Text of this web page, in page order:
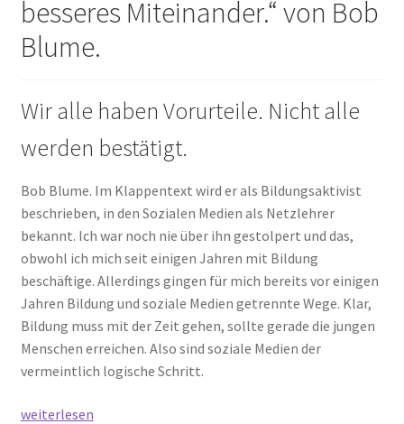
besseres Miteinander.“ von Bob
Blume.
Wir alle haben Vorurteile. Nicht alle
werden bestätigt.
Bob Blume. Im Klappentext wird er als Bildungsaktivist
beschrieben, in den Sozialen Medien als Netzlehrer
bekannt. Ich war noch nie über ihn gestolpert und das,
obwohl ich mich seit einigen Jahren mit Bildung
beschäftige. Allerdings gingen für mich bereits vor einigen
Jahren Bildung und soziale Medien getrennte Wege. Klar,
Bildung muss mit der Zeit gehen, sollte gerade die jungen
Menschen erreichen. Also sind soziale Medien der
vermeintlich logische Schritt.
Zeit
weiterlesen